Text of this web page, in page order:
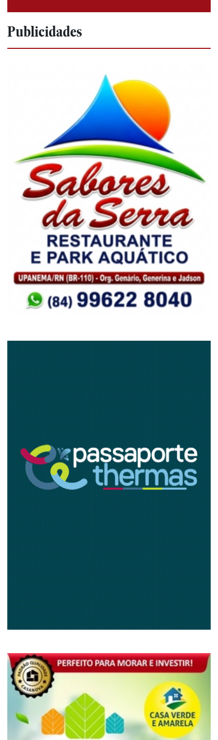
Publicidades